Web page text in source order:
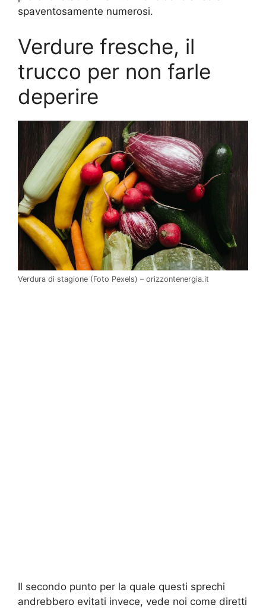
spaventosamente numerosi.
Verdure fresche, il
trucco per non farle
deperire
Verdura di stagione (Foto Pexels) – orizzontenergia.it
Il secondo punto per la quale questi sprechi
andrebbero evitati invece, vede noi come diretti